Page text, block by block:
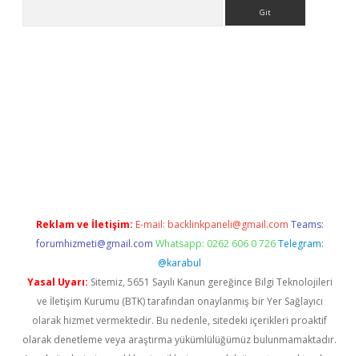
Reklam ve İletişim: E-mail: backlinkpaneli@gmail.com Teams:
forumhizmeti@gmail.com Whatsapp: 0262 606 0 726 Telegram:
@karabul
Yasal Uyarı: Sitemiz, 5651 Sayılı Kanun gereğince Bilgi Teknolojileri
ve İletişim Kurumu (BTK) tarafından onaylanmış bir Yer Sağlayıcı
olarak hizmet vermektedir. Bu nedenle, sitedeki içerikleri proaktif
olarak denetleme veya araştırma yükümlülüğümüz bulunmamaktadır.